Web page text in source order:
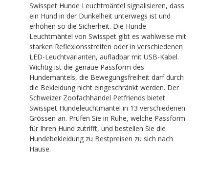
Swisspet Hunde Leuchtmäntel signalisieren, dass
ein Hund in der Dunkelheit unterwegs ist und
erhöhen so die Sicherheit. Die Hunde
Leuchtmäntel von Swisspet gibt es wahlweise mit
starken Reflexionsstreifen oder in verschiedenen
LED-Leuchtvarianten, aufladbar mit USB-Kabel.
Wichtig ist die genaue Passform des
Hundemantels, die Bewegungsfreiheit darf durch
die Bekleidung nicht eingeschränkt werden. Der
Schweizer Zoofachhandel Petfriends bietet
Swisspet Hundeleuchtmäntel in 13 verschiedenen
Grössen an. Prüfen Sie in Ruhe, welche Passform
für Ihren Hund zutrifft, und bestellen Sie die
Hundebekleidung zu Bestpreisen zu sich nach
Hause.